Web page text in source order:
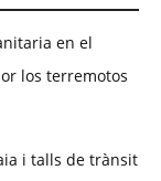
en el
los terremotos
i talls de trànsit